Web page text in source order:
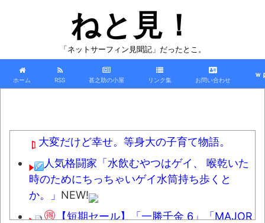
ねと見！
「ネットサーフィン見聞記」だったとこ。
ホーム RSS 甚之助の小屋 リンク集 お問い合わせ
ｗ
大変だけど幸せ。等身大の子育て物語。
人気格闘家「水飲むやつはゲイ、 喉乾いた
時のためにちっちゃいゲイ水筒持ち歩くと
か。」 NEW!
【短期セール】「一勝千金 6」「MAJOR